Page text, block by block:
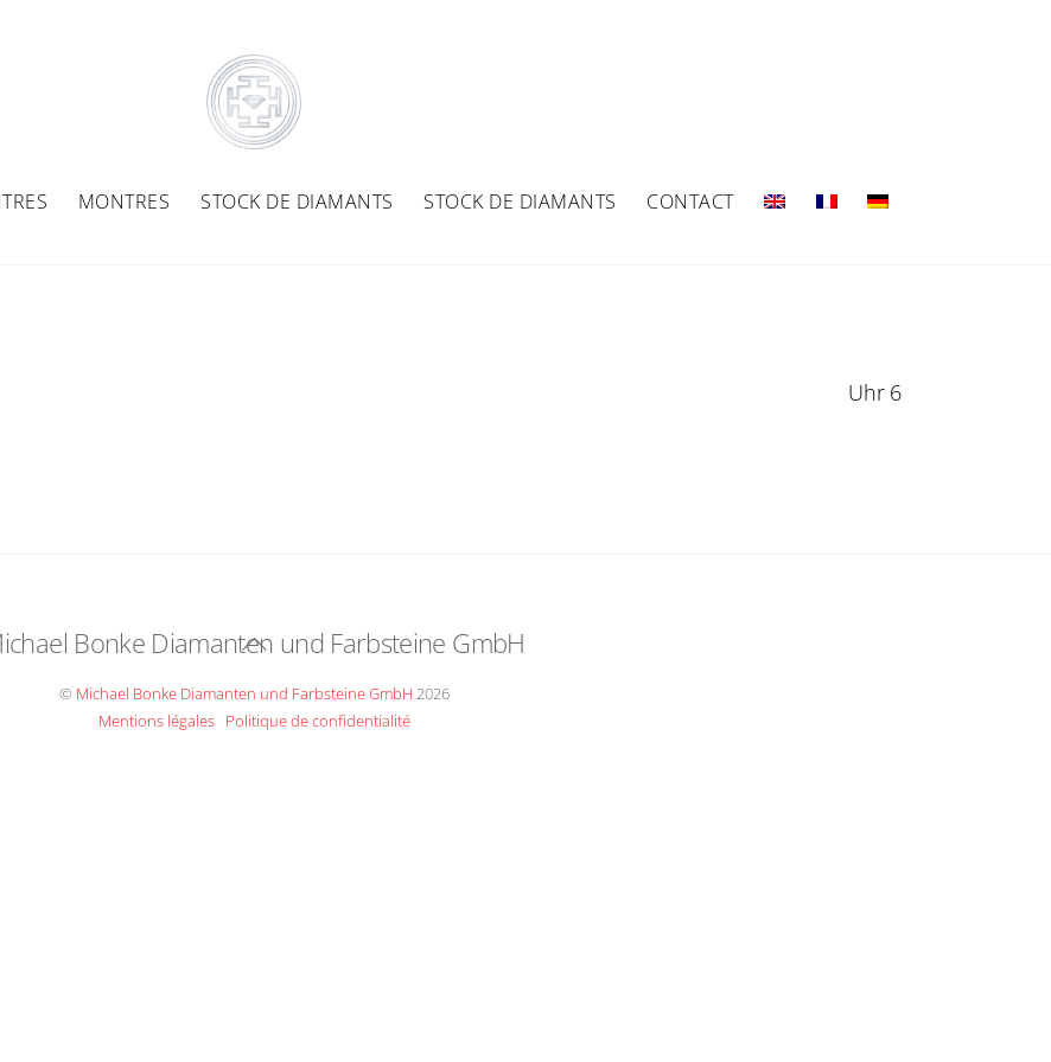
MONTRES STOCK DE DIAMANTS STOCK DE DIAMANTS CONTACT
Uhr 6
Back
Top
Bonke Diamanten und Farbsteine GmbH
© Michael Bonke Diamanten und Farbsteine GmbH 2026
Mentions légales Politique de confidentialité